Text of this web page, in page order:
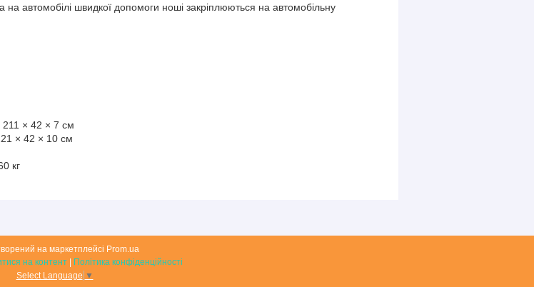
на автомобілі швидкої допомоги ноші закріплюються на автомобільну
211 × 42 × 7 см
× 42 × 10 см
кг
на маркетплейсі Prom.ua
на контент | Політика конфіденційності
Select Language ▼